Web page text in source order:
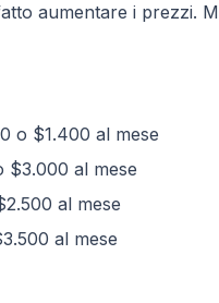
aumentare i prezzi.
o $1.400 al mese
$3.000 al mese
al mese
al mese